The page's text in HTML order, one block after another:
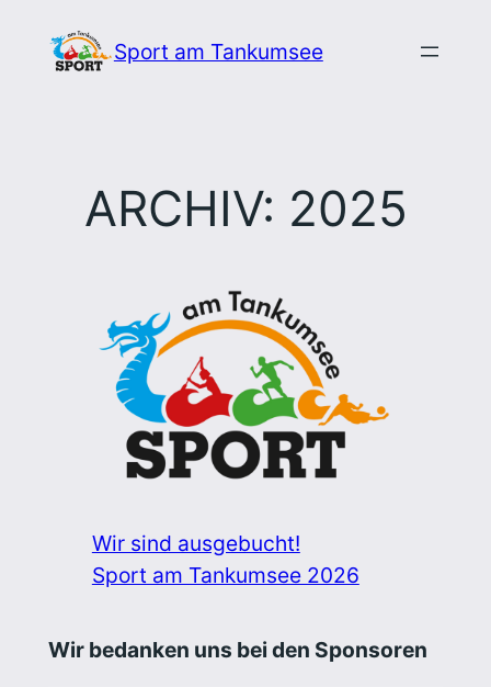
Inhalt
Sport am Tankumsee
ARCHIV: 2025
Wir sind ausgebucht!
Sport am Tankumsee 2026
Wir bedanken uns bei den Sponsoren